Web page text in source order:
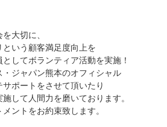
大切に、
いう顧客満足度向上を
してボランティア活動を実施！
ジャパン熊本のオフィシャル
ポートをさせて頂いたり
して人間力を磨いております。
ントをお約束致します。